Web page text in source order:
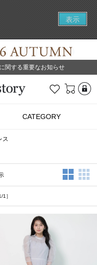
表示
関する重要なお知らせ
お気に入り
CATEGORY
ス
2列表示
1］